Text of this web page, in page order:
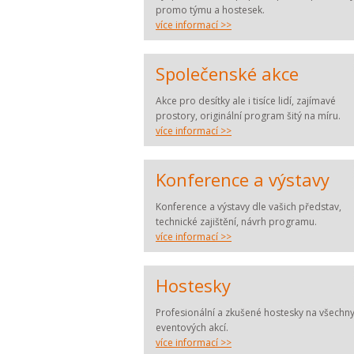
promo týmu a hostesek.
více informací >>
Společenské akce
Akce pro desítky ale i tisíce lidí, zajímavé
prostory, originální program šitý na míru.
více informací >>
Konference a výstavy
Konference a výstavy dle vašich představ,
technické zajištění, návrh programu.
více informací >>
Hostesky
Profesionální a zkušené hostesky na
eventových akcí.
více informací >>